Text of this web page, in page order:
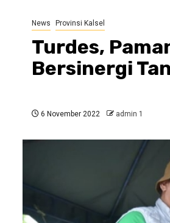
News Provinsi Kalsel
Turdes,
Bersinergi
6 November 2022 admin 1